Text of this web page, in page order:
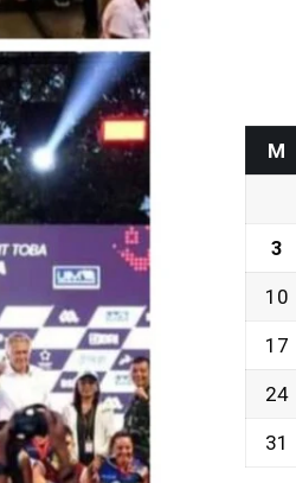
M
3
10
17
24
31